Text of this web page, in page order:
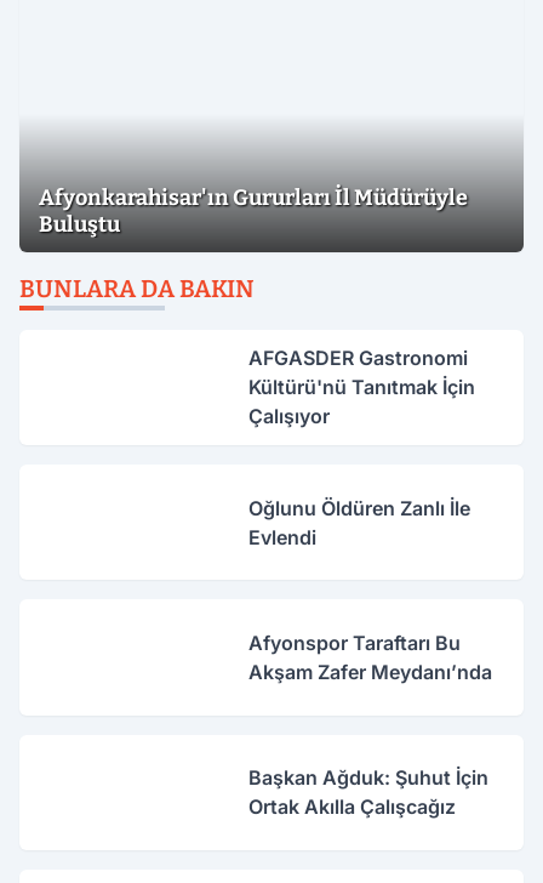
Afyonkarahisar'ın Gururları İl Müdürüyle
Buluştu
BUNLARA DA BAKIN
AFGASDER Gastronomi
Kültürü'nü Tanıtmak İçin
Çalışıyor
Oğlunu Öldüren Zanlı İle
Evlendi
Afyonspor Taraftarı Bu
Akşam Zafer Meydanı’nda
Başkan Ağduk: Şuhut İçin
Ortak Akılla Çalışcağız